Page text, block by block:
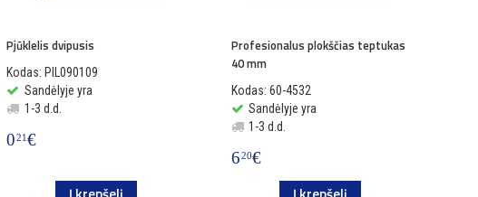
Pjūklelis dvipusis
Kodas: PIL090109
Sandėlyje yra
1-3 d.d.
0 21€
Profesionalus plokščias teptukas
40 mm
Kodas: 60-4532
Sandėlyje yra
1-3 d.d.
620€